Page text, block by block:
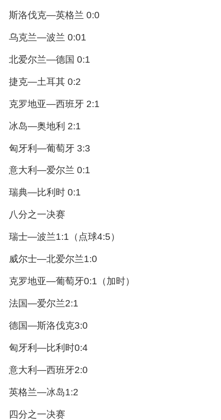
斯洛伐克—英格兰 0:0
乌克兰—波兰 0:01
北爱尔兰—德国 0:1
捷克—土耳其 0:2
克罗地亚—西班牙 2:1
冰岛—奥地利 2:1
匈牙利—葡萄牙 3:3
意大利—爱尔兰 0:1
瑞典—比利时 0:1
八分之一决赛
瑞士—波兰1:1（点球4:5）
威尔士—北爱尔兰1:0
克罗地亚—葡萄牙0:1（加时）
法国—爱尔兰2:1
德国—斯洛伐克3:0
匈牙利—比利时0:4
意大利—西班牙2:0
英格兰—冰岛1:2
四分之一决赛